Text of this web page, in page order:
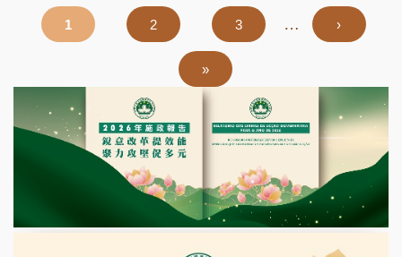
提供者的角色，一如既往為市民提供優質的公共廣播服務。
雙方其後就未來業務發展、持續完善企業治理及加強制度建
設等議題進行了交流和討論，會議取得良好成效。
隨後，與會人員共同介紹了世貿公司最近的業務營運及發展規劃
的情況，表示公司正積極謀劃及推進世貿中心大廈的租務及設施
維護工作，為大廈單位及設施的使用者提供更好的會員服務及商
務環境。同時，世貿公司轄下的澳門世界貿易中心仲裁中心，致
力於依法提供樓宇滲漏水爭議必要仲裁以及其他民商事仲裁和調
解服務，與其他地方的仲裁機構簽訂合作協議，協助企業解決跨
境爭議，助力企業把握粵港澳大灣區發展機遇，為推動澳門經濟
適度多元發展作出貢獻。另外，世貿公司正研究優化“ATA單證
冊”電子化系統的應用，為本地會展行業的發展及拓展多元化市
場創造有利條件等。
雙方就公司未來業務發展及持續完善內部管理制度等議題進
行了交流和討論，會議取得良好成效。
Pagination頁
面
1
頁
面
2
頁
面
3 …
下
一
›
Last
page
»